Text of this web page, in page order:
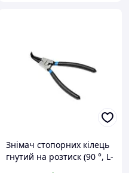
Знімач стопорних кілець
гнутий на розтиск (90 °, L-